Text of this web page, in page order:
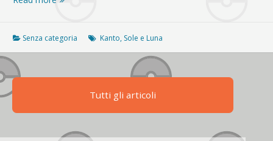
ufficiali
dei
di
finalmente
disponibili!
Senza categoria Kanto, Sole e Luna
Tutti gli articoli